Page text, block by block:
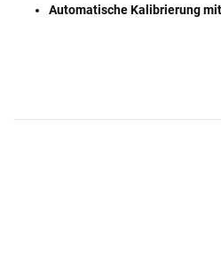
Automatische Kalibrierung